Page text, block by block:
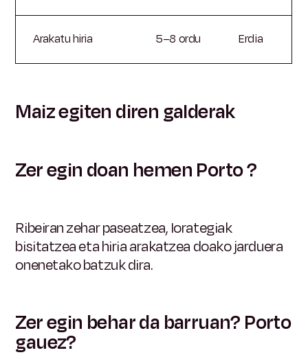
Arakatu hiria 5–8 ordu Erdia
Maiz egiten diren galderak
Zer egin doan hemen Porto ?
Ribeiran zehar paseatzea, lorategiak
bisitatzea eta hiria arakatzea doako jarduera
onenetako batzuk dira.
Zer egin behar da barruan? Porto
gauez?